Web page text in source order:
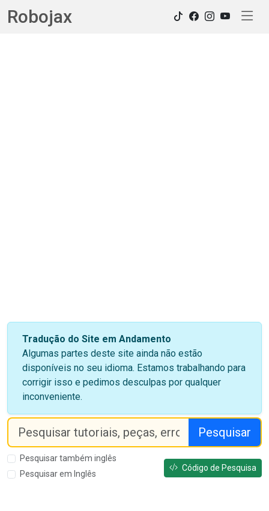
Robojax
Tradução do Site em Andamento
Algumas partes deste site ainda não estão
disponíveis no seu idioma. Estamos trabalhando para
corrigir isso e pedimos desculpas por qualquer
inconveniente.
Pesquisar
Pesquisar também inglês
Pesquisar em Inglês
Código de Pesquisa